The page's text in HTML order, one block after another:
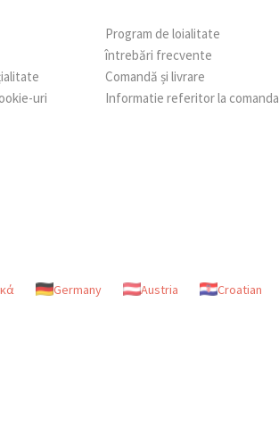
uri
Program de loialitate
întrebări frecvente
Comandă și livrare
Informatie referitor la comanda
Germany Austria Croatian